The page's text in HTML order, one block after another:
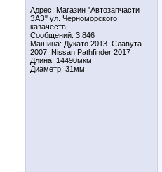
Адрес: Магазин "Автозапчасти
ЗАЗ" ул. Черноморского
казачеств
Сообщений: 3,846
Машина: Дукато 2013. Славута
2007. Nissan Pathfinder 2017
Длина: 14490мкм
Диаметр: 31мм